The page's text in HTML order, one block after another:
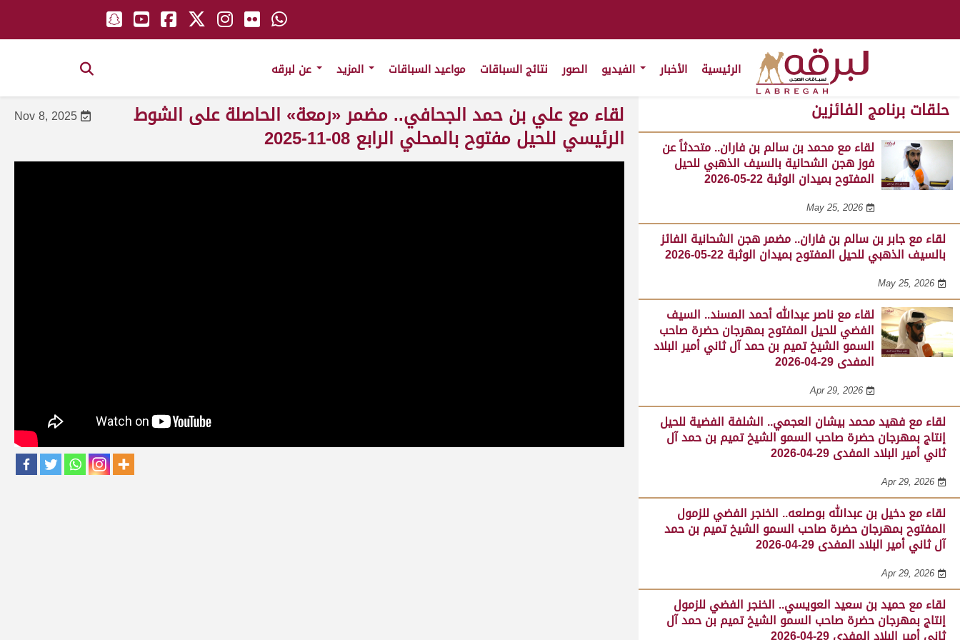
الرئيسية الأخبار الصور نتائج السباقات مواعيد السباقات
حلقات برنامج الفائزين
لقاء مع محمد بن سالم بن فاران.. متحدثاً عن
فوز هجن الشحانية بالسيف الذهبي للحيل
المفتوح بميدان الوثبة 22-05-2026
May 25, 2026
لقاء مع جابر بن سالم بن فاران.. مضمر هجن الشحانية الفائز
بالسيف الذهبي للحيل المفتوح بميدان الوثبة 22-05-2026
May 25, 2026
لقاء مع ناصر عبدالله أحمد المسند.. السيف
الفضي للحيل المفتوح بمهرجان حضرة صاحب
السمو الشيخ تميم بن حمد آل ثاني أمير البلاد
المفدى 29-04-2026
Apr 29, 2026
لقاء مع فهيد محمد بيشان العجمي.. الشلفة الفضية للحيل
إنتاج بمهرجان حضرة صاحب السمو الشيخ تميم بن حمد آل
ثاني أمير البلاد المفدى 29-04-2026
Apr 29, 2026
لقاء مع دخيل بن عبدالله بوصلعه.. الخنجر الفضي للزمول
المفتوح بمهرجان حضرة صاحب السمو الشيخ تميم بن حمد
آل ثاني أمير البلاد المفدى 29-04-2026
Apr 29, 2026
لقاء مع حميد بن سعيد العويسي.. الخنجر الفضي للزمول
إنتاج بمهرجان حضرة صاحب السمو الشيخ تميم بن حمد آل
Nov 8, 2025 لقاء مع علي بن حمد الجحافي.. مضمر «رمعة» الحاصلة على الشوط
الرئيسي للحيل مفتوح بالمحلي الرابع 08-11-2025